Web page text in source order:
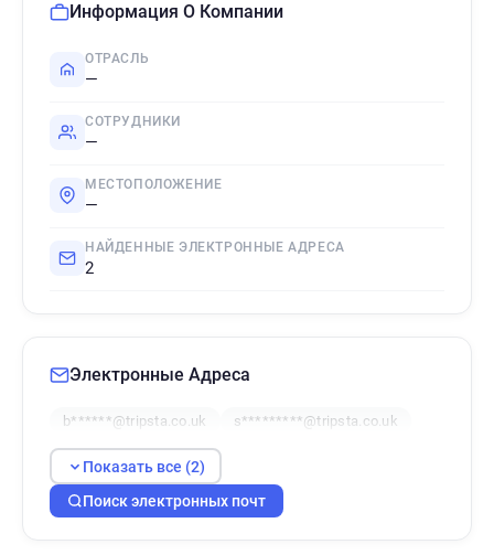
Информация О Компании
ОТРАСЛЬ
—
СОТРУДНИКИ
—
МЕСТОПОЛОЖЕНИЕ
—
НАЙДЕННЫЕ ЭЛЕКТРОННЫЕ АДРЕСА
2
Электронные Адреса
b******@tripsta.co.uk s*********@tripsta.co.uk
Показать все (2)
Поиск электронных почт